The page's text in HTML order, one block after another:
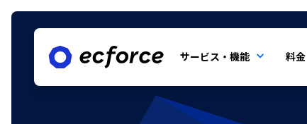
サービス・機能 料金